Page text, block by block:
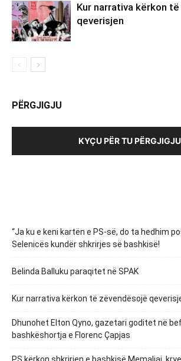
Kur narrativa kërkon
qeverisjen
PËRGJIGJU
KYÇU PËR TU
“Ja ku e keni kartën e PS-së, do ta hedhim
Selenicës kundër shkrirjes së bashkisë!
Belinda Balluku paraqitet në SPAK
Kur narrativa kërkon të zëvendësojë
Dhunohet Elton Qyno, gazetari goditet në
bashkëshortja e Florenc Çapjas